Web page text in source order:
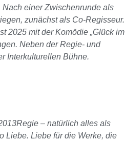
einer Zwischenrunde als
zunächst als Co-Regisseur.
2025 mit der Komödie „Glück im
Neben der Regie- und
Interkulturellen Bühne.
– natürlich alles als
Liebe. Liebe für die Werke, die